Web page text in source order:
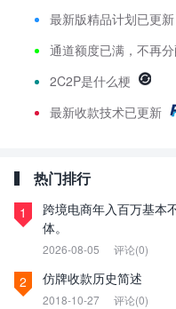
最新版精品计划已更新
通道额度已满，不再
2C2P是什么梗
最新收款技术已更新
热门排行
1
跨境电商年入百万基本
体。
2026-08-05 评论(0)
2 仿牌收款历史简述
2018-10-27 评论(0)